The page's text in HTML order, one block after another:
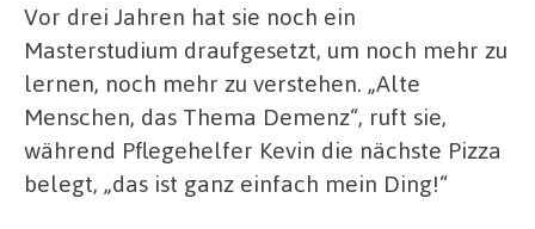
Vor drei Jahren hat sie noch ein
Masterstudium draufgesetzt, um noch mehr zu
lernen, noch mehr zu verstehen. „Alte
Menschen, das Thema Demenz“, ruft sie,
während Pflegehelfer Kevin die nächste Pizza
belegt, „das ist ganz einfach mein Ding!“